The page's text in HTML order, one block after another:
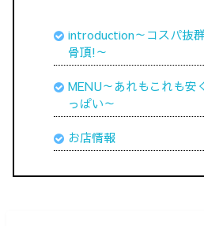
introduction～コスパ抜
骨頂!～
MENU～あれもこれも安
っぱい～
お店情報